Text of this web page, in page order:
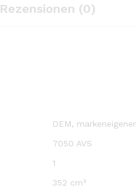
Rezensionen (0)
OEM,
7050 AVS
1
352 cm³